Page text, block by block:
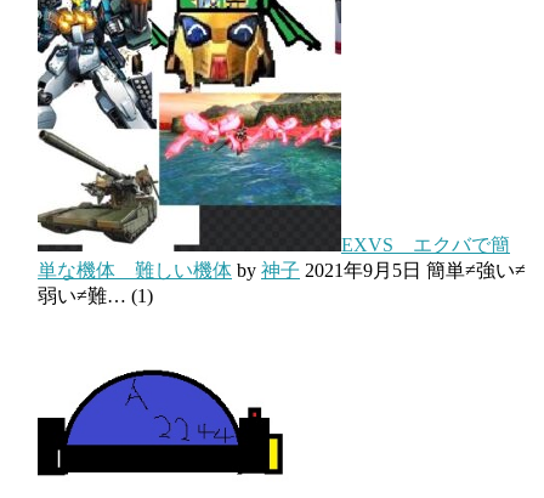
EXVS エクバで簡
単な機体 難しい機体 by 神子 2021年9月5日 簡単≠強い≠
弱い≠難… (1)